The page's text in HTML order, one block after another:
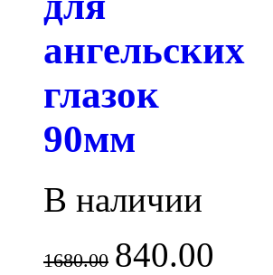
ангельских
глазок
90мм
В наличии
1680.00 840.00